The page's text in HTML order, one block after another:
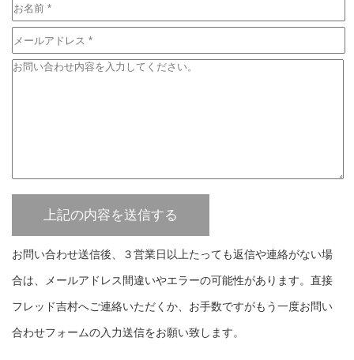
お問い合わせ送信後、３営業日以上たっても返信や連絡がない場
合は、メールアドレス間違いやエラーの可能性があります。直接
フレッド吉村へご連絡いただくか、お手数ですがもう一度お問い
合わせフォームの入力送信をお願い致します。